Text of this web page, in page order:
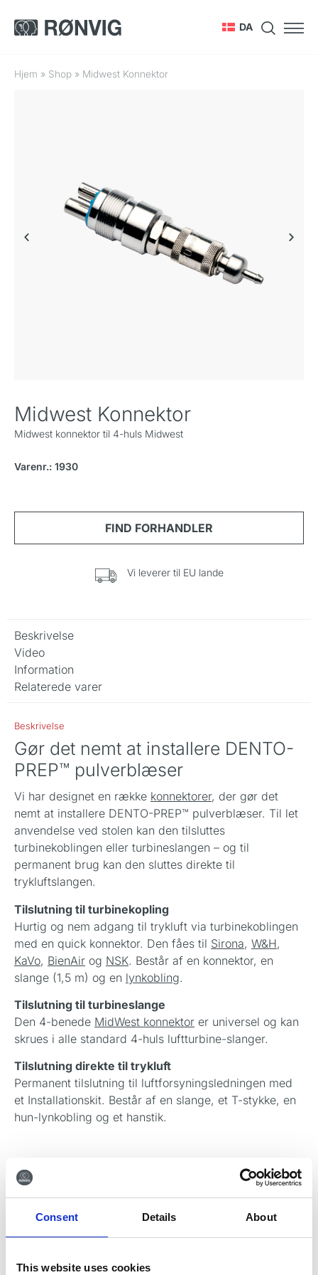
Consent Details About
This website uses cookies
DA
Hjem » Shop » Midwest Konnektor
Midwest Konnektor
Midwest konnektor til 4-huls Midwest
Varenr.: 1930
Vi leverer til EU lande
Beskrivelse
Video
Information
Relaterede varer
Beskrivelse
Gør det nemt at installere DENTO-
PREP™ pulverblæser
Vi har designet en række konnektorer, der gør det
nemt at installere DENTO-PREP™ pulverblæser. Til let
anvendelse ved stolen kan den tilsluttes
turbinekoblingen eller turbineslangen – og til
permanent brug kan den sluttes direkte til
trykluftslangen.
Tilslutning til turbinekopling
Hurtig og nem adgang til trykluft via turbinekoblingen
med en quick konnektor. Den fåes til Sirona, W&H,
KaVo, BienAir og NSK. Består af en konnektor, en
slange (1,5 m) og en lynkobling.
Tilslutning til turbineslange
Den 4-benede MidWest konnektor er universel og kan
skrues i alle standard 4-huls luftturbine-slanger.
Tilslutning direkte til trykluft
Permanent tilslutning til luftforsyningsledningen med
et Installationskit. Består af en slange, et T-stykke, en
hun-lynkobling og et hanstik.